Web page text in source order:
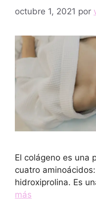
octubre 1, 2021 por
El colágeno es una
cuatro
hidroxiprolina. Es
más